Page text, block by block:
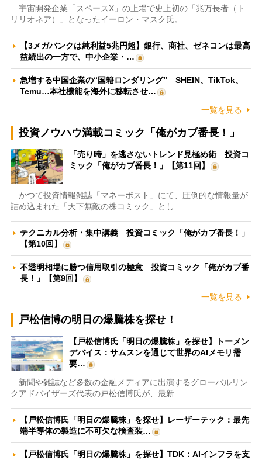
宇宙開発企業「スペースX」の上場で史上初の「兆万長者（ト
リリオネア）」となったイーロン・マスク氏。…
【3メガバンクは純利益5兆円超】銀行、商社、ゼネコンは最高
益続出の一方で、中小企業・…
急増する中国企業の“国籍ロンダリング” SHEIN、TikTok、
Temu…本社機能を海外に移転させ…
一覧を見る
投資ノウハウ満載コミック「俺がカブ番長！」
「売り時」を逃さないトレンド見極め術 投資コ
ミック「俺がカブ番長！」【第11回】
かつて投資情報雑誌「マネーポスト」にて、圧倒的な情報量が
詰め込まれた「天下無敵の株コミック」とし…
テクニカル分析・集中講義 投資コミック「俺がカブ番長！」
【第10回】
不透明相場に勝つ信用取引の極意 投資コミック「俺がカブ番
長！」【第9回】
一覧を見る
戸松信博の明日の爆騰株を探せ！
【戸松信博氏「明日の爆騰株」を探せ】トーメン
デバイス：サムスンを通じて世界のAIメモリ需
要…
新聞や雑誌など多数の金融メディアに出演するグローバルリン
クアドバイザーズ代表の戸松信博氏が、最新…
【戸松信博氏「明日の爆騰株」を探せ】レーザーテック：最先
端半導体の製造に不可欠な検査装…
【戸松信博氏「明日の爆騰株」を探せ】TDK：AIインフラを支